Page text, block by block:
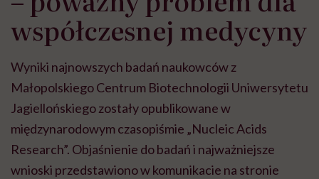
współczesnej medycyny
Wyniki najnowszych badań naukowców z
Małopolskiego Centrum Biotechnologii Uniwersytetu
Jagiellońskiego zostały opublikowane w
międzynarodowym czasopiśmie „Nucleic Acids
Research”. Objaśnienie do badań i najważniejsze
wnioski przedstawiono w komunikacie na stronie